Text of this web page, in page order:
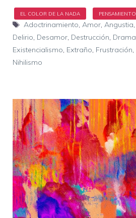
Etiquetas
Adoctrinamiento, Amor, Angustia,
Delirio, Desamor, Destrucción, Drama
Existencialismo, Extraño, Frustración,
Nihilismo